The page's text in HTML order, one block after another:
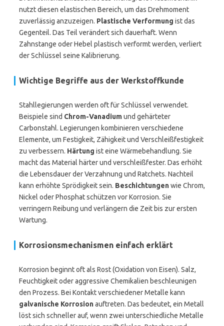
nutzt diesen elastischen Bereich, um das Drehmoment
zuverlässig anzuzeigen. Plastische Verformung ist das
Gegenteil. Das Teil verändert sich dauerhaft. Wenn
Zahnstange oder Hebel plastisch verformt werden, verliert
der Schlüssel seine Kalibrierung.
Wichtige Begriffe aus der Werkstoffkunde
Stahllegierungen werden oft für Schlüssel verwendet.
Beispiele sind Chrom-Vanadiumund gehärteter
Carbonstahl. Legierungen kombinieren verschiedene
Elemente, um Festigkeit, Zähigkeit und Verschleißfestigkeit
zu verbessern. Härtung ist eine Wärmebehandlung. Sie
macht das Material härter und verschleißfester. Das erhöht
die Lebensdauer der Verzahnung und Ratchets. Nachteil
kann erhöhte Sprödigkeit sein. Beschichtungenwie Chrom,
Nickel oder Phosphat schützen vor Korrosion. Sie
verringern Reibung und verlängern die Zeit bis zur ersten
Wartung.
Korrosionsmechanismen einfach erklärt
Korrosion beginnt oft als Rost (Oxidation von Eisen). Salz,
Feuchtigkeit oder aggressive Chemikalien beschleunigen
den Prozess. Bei Kontakt verschiedener Metalle kann
galvanische Korrosionauftreten. Das bedeutet, ein Metall
löst sich schneller auf, wenn zwei unterschiedliche Metalle